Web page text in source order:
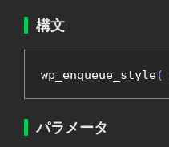
構文
wp_enqueue_style(
パラメータ